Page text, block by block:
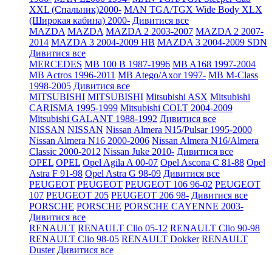
XXL (Спальник)2000- MAN TGA/TGX Wide Body XLX
(Широкая кабина) 2000- Дивитися все
MAZDA MAZDA MAZDA 2 2003-2007 MAZDA 2 2007-
2014 MAZDA 3 2004-2009 HB MAZDA 3 2004-2009 SDN
Дивитися все
MERCEDES MB 100 B 1987-1996 MB A168 1997-2004
MB Actros 1996-2011 MB Atego/Axor 1997- MB M-Class
1998-2005 Дивитися все
MITSUBISHI MITSUBISHI Mitsubishi ASX Mitsubishi
CARISMA 1995-1999 Mitsubishi COLT 2004-2009
Mitsubishi GALANT 1988-1992 Дивитися все
NISSAN NISSAN Nissan Almera N15/Pulsar 1995-2000
Nissan Almera N16 2000-2006 Nissan Almera N16/Almera
Classic 2000-2012 Nissan Juke 2010- Дивитися все
OPEL OPEL Opel Agila A 00-07 Opel Ascona C 81-88 Opel
Astra F 91-98 Opel Astra G 98-09 Дивитися все
PEUGEOT PEUGEOT PEUGEOT 106 96-02 PEUGEOT
107 PEUGEOT 205 PEUGEOT 206 98- Дивитися все
PORSCHE PORSCHE PORSCHE CAYENNE 2003-
Дивитися все
RENAULT RENAULT Clio 05-12 RENAULT Clio 90-98
RENAULT Clio 98-05 RENAULT Dokker RENAULT
Duster Дивитися все